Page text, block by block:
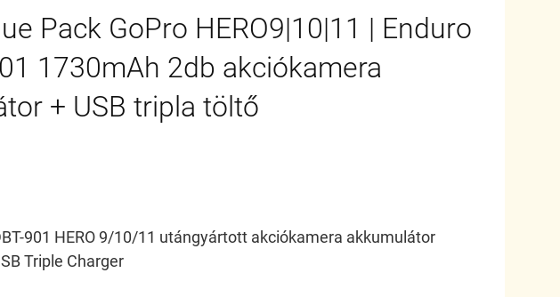
Pack GoPro HERO9|10|11 | Enduro
1730mAh 2db akciókamera
+ USB tripla töltő
901 HERO 9/10/11 utángyártott akciókamera akkumulátor
Triple Charger